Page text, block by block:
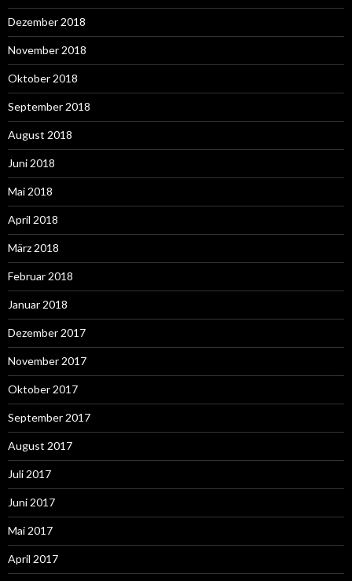
Dezember 2018
November 2018
Oktober 2018
September 2018
August 2018
Juni 2018
Mai 2018
April 2018
März 2018
Februar 2018
Januar 2018
Dezember 2017
November 2017
Oktober 2017
September 2017
August 2017
Juli 2017
Juni 2017
Mai 2017
April 2017